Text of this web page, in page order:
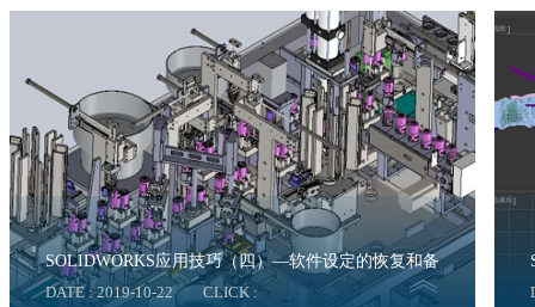
SOLIDWORKS应用技巧（四）—软件设定的恢复和备
份
DATE : 2019-10-22 CLICK :